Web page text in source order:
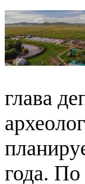
глава
года.